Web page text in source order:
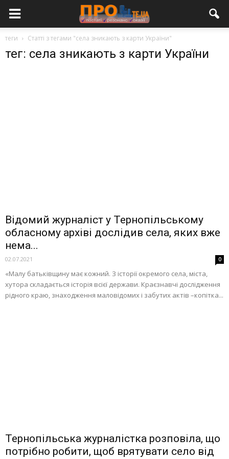
теги Статті з тегами "села зникають з карти України"
тег: села зникають з карти України
Відомий журналіст у Тернопільському
обласному архіві дослідив села, яких вже
нема...
02.07.2021 0
«Малу батьківщину має кожний. З історії окремого села, міста,
хутора складається історія всієї держави. Краєзнавчі дослідження
рідного краю, знаходження маловідомих і забутих актів –копітка...
Тернопільська журналістка розповіла, що
потрібно робити, щоб врятувати село від